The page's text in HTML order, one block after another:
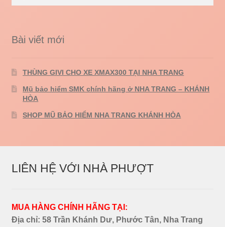
kiếm
Bài viết mới
THÙNG GIVI CHO XE XMAX300 TẠI NHA TRANG
Mũ bảo hiểm SMK chính hãng ở NHA TRANG – KHÁNH
HÒA
SHOP MŨ BẢO HIỂM NHA TRANG KHÁNH HÒA
LIÊN HỆ VỚI NHÀ PHƯỢT
MUA HÀNG CHÍNH HÃNG TẠI:
Địa chỉ: 58 Trần Khánh Dư, Phước Tân, Nha Trang